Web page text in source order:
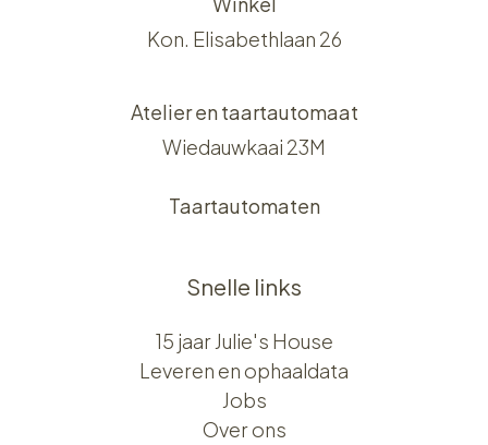
Kon. Elisabethlaan 26
Atelier en taartautomaat
Wiedauwkaai 23M
Taartautomaten
Snelle links
15 jaar Julie's House
Leveren en ophaaldata
Jobs
Over ons​​